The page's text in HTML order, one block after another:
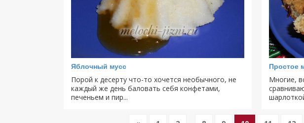
Яблочный мусс
Порой к десерту что-то хочется необычного, не
каждый же день баловать себя конфетами,
печеньем и пир...
Простое
Многие,